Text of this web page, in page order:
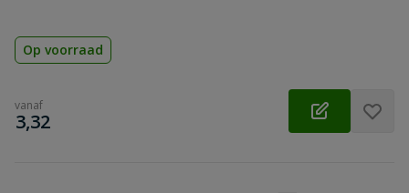
Op voorraad
vanaf
€
3,32